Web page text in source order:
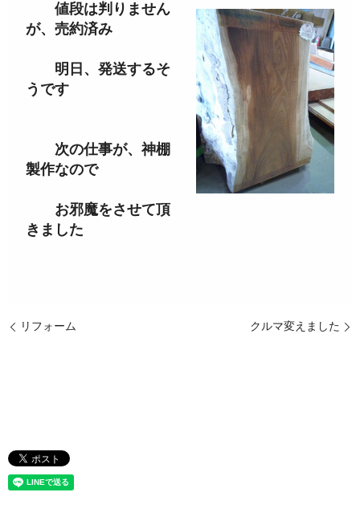
値段は判りません
が、売約済み
明日、発送するそ
うです
次の仕事が、神棚
製作なので
お邪魔をさせて頂
きました
リフォーム クルマ変えました